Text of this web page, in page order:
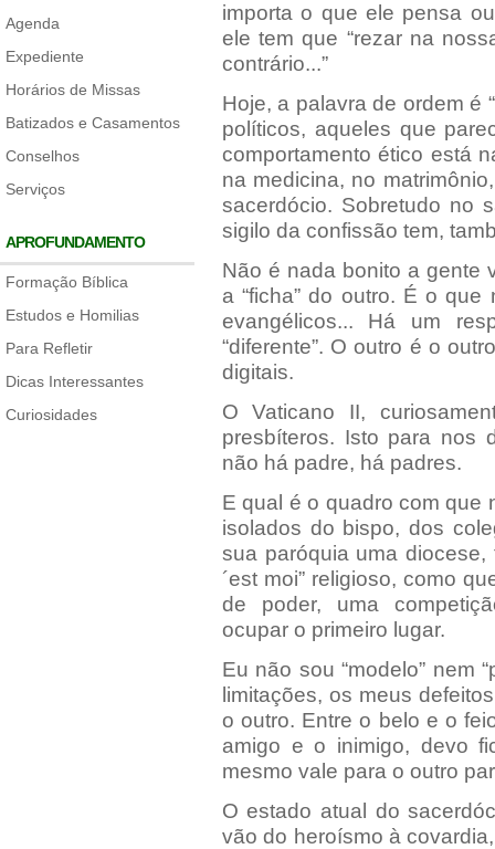
Agenda
Expediente
Horários de Missas
Batizados e Casamentos
Conselhos
Serviços
APROFUNDAMENTO
Formação Bíblica
Estudos e Homilias
Para Refletir
Dicas Interessantes
Curiosidades
importa o que ele pensa
ele tem que “rezar na
contrário...”
Hoje, a palavra de ordem é
políticos, aqueles que
comportamento ético está
na medicina, no
sacerdócio. Sobretudo no
sigilo da confissão tem,
Não é nada bonito a gente
a “ficha” do outro. É o
evangélicos... Há um
“diferente”. O outro é o
digitais.
O Vaticano II,
presbíteros. Isto para nos
não há padre, há padres.
E qual é o quadro com que
isolados do bispo, dos
sua paróquia uma diocese,
´est moi” religioso, como
de poder, uma
ocupar o primeiro lugar.
Eu não sou “modelo” nem
limitações, os meus
o outro. Entre o belo e o
amigo e o inimigo, devo
mesmo vale para o outro
O estado atual do
vão do heroísmo à